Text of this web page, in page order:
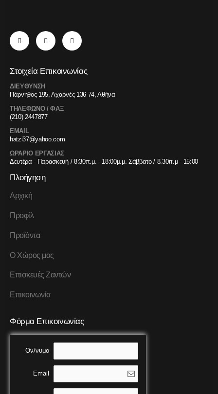
Στοιχεία Επικοινωνίας
ΔΙΕΥΘΥΝΣΗ
Πάρνηθος 195, Αχαρνές 136 74, Αθήνα
ΤΗΛΕΦΩΝΟ / ΦΑΞ
(210) 2447877
EMAIL
hatzi37@yahoo.com
ΩΡΑΡΙΟ ΕΡΓΑΣΙΑΣ
Δευτέρα - Παρασκευή / 8:30π.μ. - 18:00μ.μ. Σάββατο / 8.30π.μ - 15:00
Πλοήγηση
Αρχική
Προφίλ
Προϊόντα
Ο Χώρος μας
Επισκευές Ζαντών
Επικοινωνία
Φόρμα Επικοινωνίας
Ον/νυμο
Email